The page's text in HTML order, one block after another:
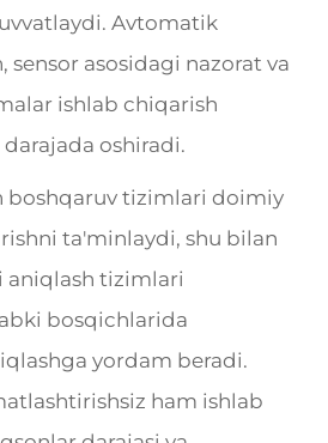
Avtomatik
sensor asosidagi nazorat va
ishlab chiqarish
oshiradi.
boshqaruv tizimlari doimiy
ta'minlaydi, shu bilan
aniqlash tizimlari
bosqichlarida
yordam beradi.
ham ishlab